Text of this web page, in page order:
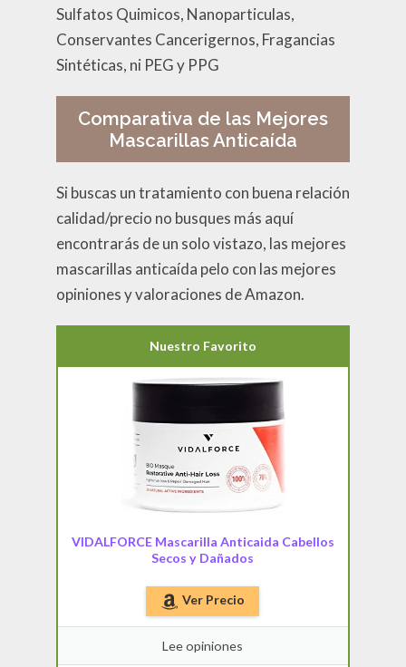
Sulfatos Quimicos, Nanoparticulas,
Conservantes Cancerigernos, Fragancias
Sintéticas, ni PEG y PPG
Comparativa de las Mejores
Mascarillas Anticaída
Si buscas un tratamiento con buena relación
calidad/precio no busques más aquí
encontrarás de un solo vistazo, las mejores
mascarillas anticaída pelo con las mejores
opiniones y valoraciones de Amazon.
Nuestro Favorito
VIDALFORCE Mascarilla Anticaida Cabellos
Secos y Dañados
Ver Precio
Lee opiniones